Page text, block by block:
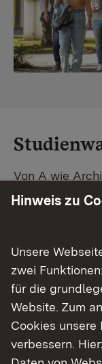
Von A wie
Baden-
Studienplatz.
Schritt-
Finde dein
Hinweis zu
Unsere
zwei
für die
Website. Zum
Cookies unsere
verbessern.